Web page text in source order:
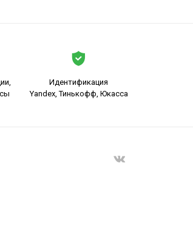
Идентификация
Yandex, Тинькофф, Юкасса